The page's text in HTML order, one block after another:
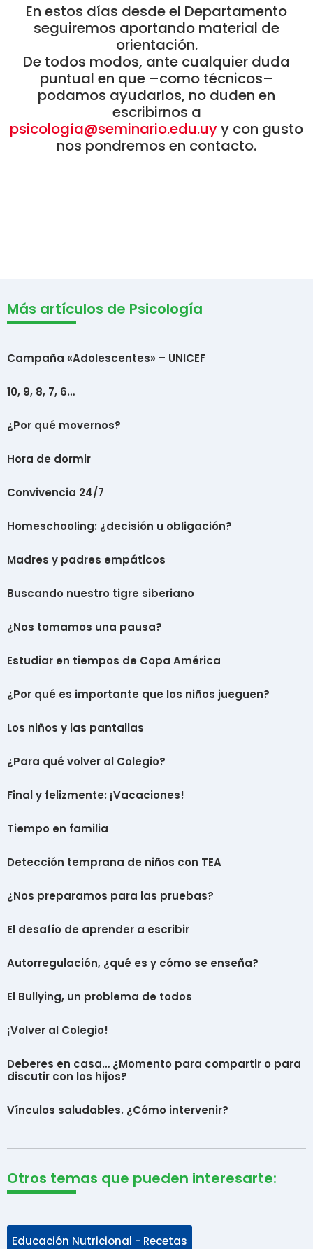
En estos días desde el Departamento
seguiremos aportando material de
orientación.
De todos modos, ante cualquier duda
puntual en que –como técnicos–
podamos ayudarlos, no duden en
escribirnos a
psicología@seminario.edu.uyy con gusto
nos pondremos en contacto.
Más artículos de Psicología
Campaña «Adolescentes» – UNICEF
10, 9, 8, 7, 6…
¿Por qué movernos?
Hora de dormir
Convivencia 24/7
Homeschooling: ¿decisión u obligación?
Madres y padres empáticos
Buscando nuestro tigre siberiano
¿Nos tomamos una pausa?
Estudiar en tiempos de Copa América
¿Por qué es importante que los niños jueguen?
Los niños y las pantallas
¿Para qué volver al Colegio?
Final y felizmente: ¡Vacaciones!
Tiempo en familia
Detección temprana de niños con TEA
¿Nos preparamos para las pruebas?
El desafío de aprender a escribir
Autorregulación, ¿qué es y cómo se enseña?
El Bullying, un problema de todos
¡Volver al Colegio!
Deberes en casa… ¿Momento para compartir o para
discutir con los hijos?
Vínculos saludables. ¿Cómo intervenir?
Otros temas que pueden interesarte:
Educación Nutricional - Recetas